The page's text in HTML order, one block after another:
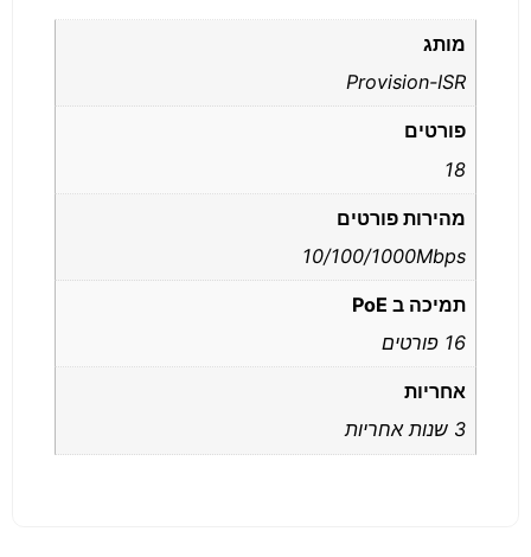
מותג
Provision-ISR
פורטים
18
מהירות פורטים
10/100/1000Mbps
תמיכה ב PoE
16 פורטים
אחריות
3 שנות אחריות